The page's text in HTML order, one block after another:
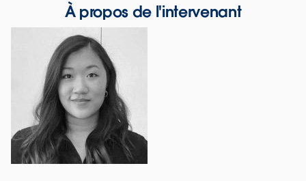
À propos de l'intervenant